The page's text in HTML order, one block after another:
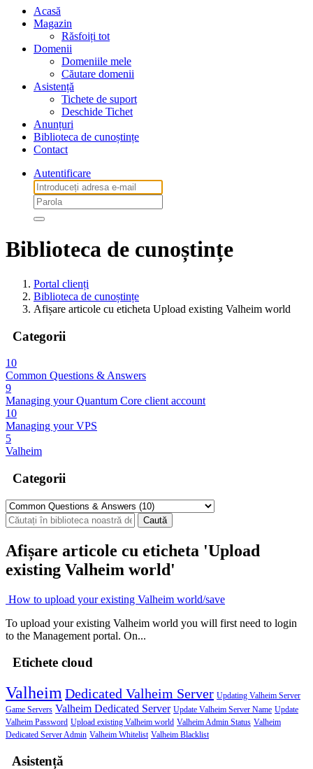
Acasă
Magazin
Răsfoiți tot
Domenii
Domeniile mele
Căutare domenii
Asistență
Tichete de suport
Deschide Tichet
Anunțuri
Biblioteca de cunoștințe
Contact
Autentificare
Biblioteca de cunoștințe
Portal clienți
Biblioteca de cunoștințe
Afișare articole cu eticheta Upload existing Valheim world
Categorii
10
Common Questions & Answers
9
Managing your Quantum Core client account
10
Managing your VPS
5
Valheim
Categorii
Afișare articole cu eticheta 'Upload
existing Valheim world'
How to upload your existing Valheim world/save
To upload your existing Valheim world you will first need to login
to the Management portal. On...
Etichete cloud
Valheim Dedicated Valheim Server Updating Valheim Server
Game Servers Valheim Dedicated Server Update Valheim Server Name Update
Valheim Password Upload existing Valheim world Valheim Admin Status Valheim
Dedicated Server Admin Valheim Whitelist Valheim Blacklist
Asistență